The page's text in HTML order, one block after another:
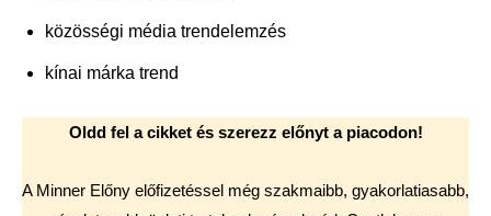
közösségi média trendelemzés
kínai márka trend
Oldd fel a cikket és szerezz előnyt a piacodon!
A Minner Előny előfizetéssel még szakmaibb, gyakorlatiasabb,